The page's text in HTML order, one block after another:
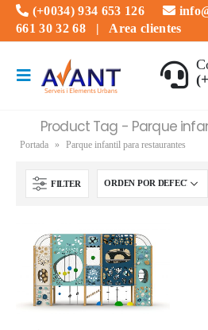
(+0034) 934 653 126
661 30 32 68 | Area clientes
Product Tag - Parque
Portada » Parque infantil para restaurantes
FILTER